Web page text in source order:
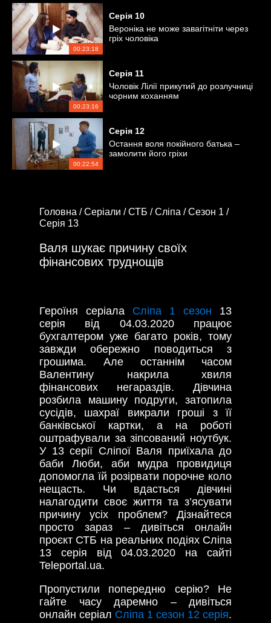
00:23:18
Серія 10
Вероніка не може завагітніти через
гріх чоловіка
00:23:16
Серія 11
Чоловік Лілії прикутий до розлучниці
чорним коханням
00:22:54
Серія 12
Остання воля покійного батька –
замолити його гріхи
Головна /Серіали /СТБ /Сліпа /Сезон 1 /
Серія 13
Валя шукає причину своїх
фінансових труднощів
Героїня серіала Сліпа 1 сезон 13
серія від 04.03.2020 працює
бухгалтером уже багато років, тому
завжди обережно поводиться з
грошима. Але останнім часом
Валентину накрила хвиля
фінансових негараздів. Дівчина
розбила машину подруги, затопила
сусідів, шахраї викрали гроші з її
банківської картки, а на роботі
оштрафували за зіпсований ноутбук.
У 13 серії Сліпої Валя приїхала до
баби Люби, аби мудра провидиця
допомогла їй розірвати порочне коло
нещасть. Чи вдасться дівчині
налагодити своє життя та з’ясувати
причину усіх проблем? Дізнайтеся
просто зараз – дивіться онлайн
проєкт СТБ на реальних подіях Сліпа
13 серія від 04.03.2020 на сайті
Teleportal.ua.
Пропустили попередню серію? Не
гайте часу даремно – дивіться
онлайн серіал Сліпа 1 сезон 12 серія.